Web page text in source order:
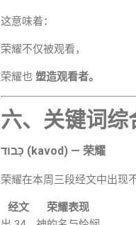
这意味着：
荣耀不仅被观看，
荣耀也 塑造观看者。
六、关键词综
כָּבוֹד (kavod) — 荣耀
荣耀在本周三段经文中出现
经文
荣耀表现